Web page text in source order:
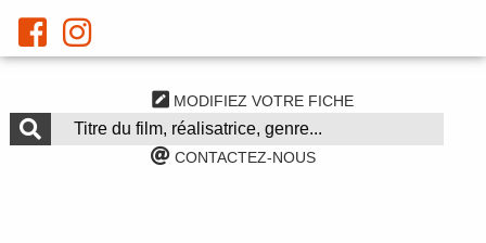
MODIFIEZ VOTRE FICHE
CONTACTEZ-NOUS